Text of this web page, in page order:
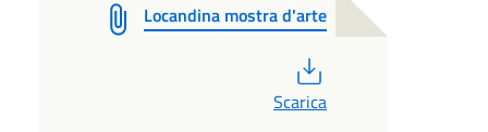
Locandina mostra d'arte
Scarica